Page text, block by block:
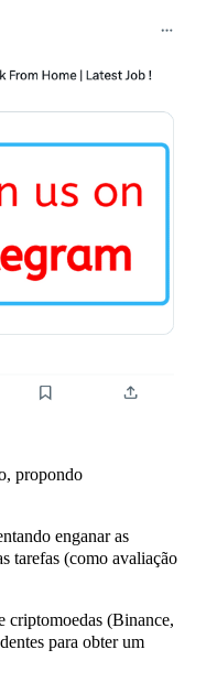
propondo
enganar as
tarefas (como avaliação
criptomoedas (Binance,
para obter um